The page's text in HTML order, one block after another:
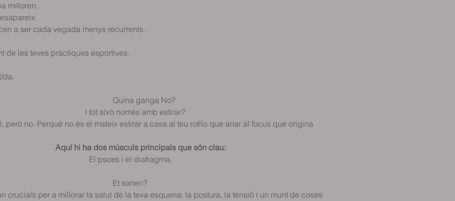
milloren.
a ser cada vegada menys recurrents.
de les teves pràctiques esportives.
da.
millor.
ganga No?
només amb estirar?
però no. Perquè no és el mateix estirar a casa al teu rotllo que anar al focus que origina
rigidès.
músculs principals que són clau:
i el diafragma.
crucials per a millorar la salut de la teva esquena, la postura, la tensió i un munt de coses